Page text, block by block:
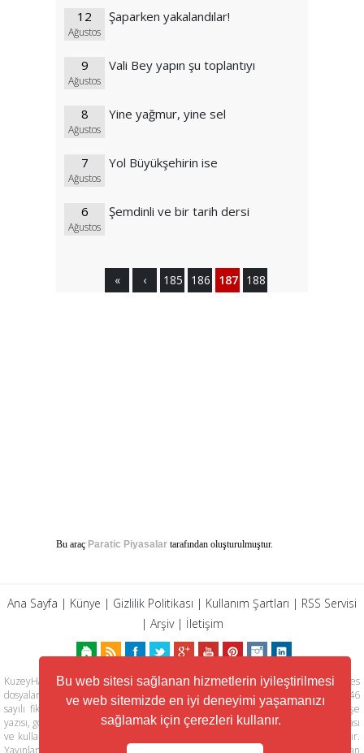
Bu web sitesi sağlanan hizmetlerin iyileştirilmesi
ve web sitemizde en iyi deneyimi yaşamanızı
sağlamak için çerezleri kullanır.
12
Ağustos
Şaparken yakalandılar!
9
Ağustos
Vali Bey yapın şu toplantıyı
8
Ağustos
Yine yağmur, yine sel
7
Ağustos
Yol Büyükşehirin ise
6
Ağustos
Şemdinli ve bir tarih dersi
« ‹ 185 186 187 188
Bu araç Paratic Piyasalar tarafından oluşturulmuştur.
Ana Sayfa | Künye | Gizlilik Politikası | Kullanım Şartları | RSS Servisi
| Arşiv| İletişim
KuzeyHaber.com sitesinde yer alan tüm yazılar, materyaller, resimler, ses
dosyaları, animasyonlar, videolar, tasarım ve düzenlemelerin telif hakları 5846
sayılı fikir ve sanat eserleri kanunu ile korunmaktadır. Her türlü haber, köşe
yazısı, görsel, belge ve bağlantının izinsiz ve kaynak belirtilmeksizin kopyalanması
ve kullanılması durumunda her türlü yasal hakları tarafımızca saklı tutulmaktadır.